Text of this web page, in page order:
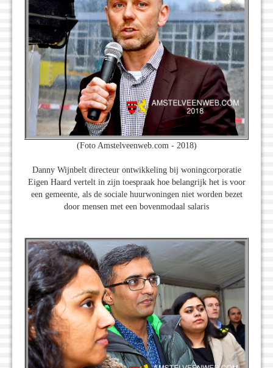
(Foto Amstelveenweb.com - 2018)
Danny Wijnbelt directeur ontwikkeling bij woningcorporatie
Eigen Haard vertelt in zijn toespraak hoe belangrijk het is voor
een gemeente, als de sociale huurwoningen niet worden bezet
door mensen met een bovenmodaal salaris